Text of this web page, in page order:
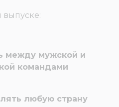
выпуске:
между мужской и
командами
любую страну